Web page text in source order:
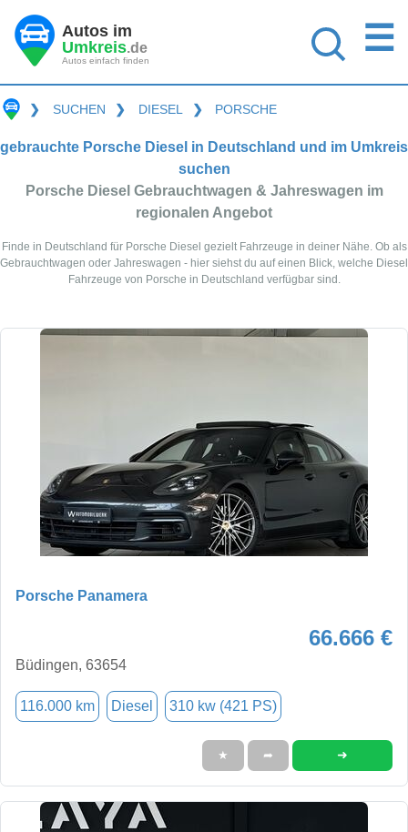
Autos im
Umkreis.de
Autos einfach finden
☰
❯ SUCHEN ❯ DIESEL ❯ PORSCHE
gebrauchte Porsche Diesel in Deutschland und im Umkreis
suchen
Porsche Diesel Gebrauchtwagen & Jahreswagen im
regionalen Angebot
Finde in Deutschland für Porsche Diesel gezielt Fahrzeuge in deiner Nähe. Ob als
Gebrauchtwagen oder Jahreswagen - hier siehst du auf einen Blick, welche Diesel
Fahrzeuge von Porsche in Deutschland verfügbar sind.
Porsche Panamera
66.666 €
Büdingen, 63654
116.000 km Diesel 310 kw (421 PS)
★ ➦ ➜